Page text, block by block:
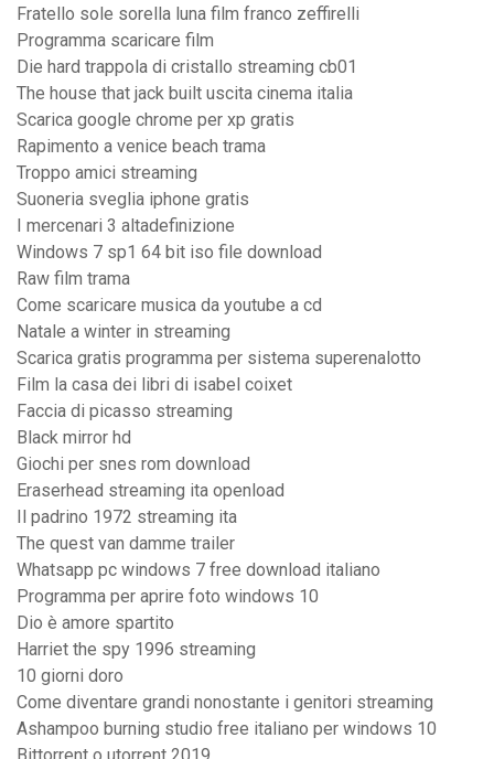
Fratello sole sorella luna film franco zeffirelli
Programma scaricare film
Die hard trappola di cristallo streaming cb01
The house that jack built uscita cinema italia
Scarica google chrome per xp gratis
Rapimento a venice beach trama
Troppo amici streaming
Suoneria sveglia iphone gratis
I mercenari 3 altadefinizione
Windows 7 sp1 64 bit iso file download
Raw film trama
Come scaricare musica da youtube a cd
Natale a winter in streaming
Scarica gratis programma per sistema superenalotto
Film la casa dei libri di isabel coixet
Faccia di picasso streaming
Black mirror hd
Giochi per snes rom download
Eraserhead streaming ita openload
Il padrino 1972 streaming ita
The quest van damme trailer
Whatsapp pc windows 7 free download italiano
Programma per aprire foto windows 10
Dio è amore spartito
Harriet the spy 1996 streaming
10 giorni doro
Come diventare grandi nonostante i genitori streaming
Ashampoo burning studio free italiano per windows 10